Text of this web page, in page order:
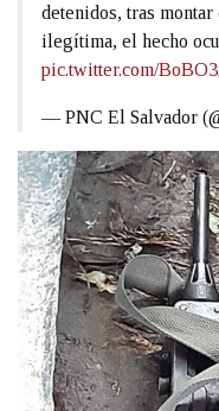
detenidos, tras
ilegítima, el hecho
pic.twitter.com/
— PNC El Salvador